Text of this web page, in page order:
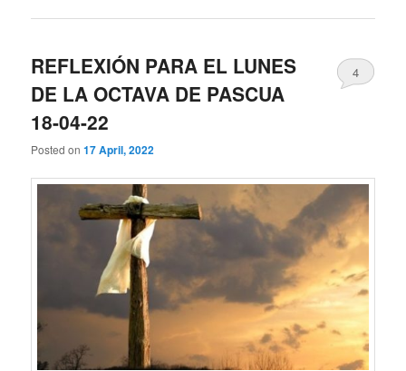
REFLEXIÓN PARA EL LUNES
DE LA OCTAVA DE PASCUA
18-04-22
Posted on17 April, 2022
4